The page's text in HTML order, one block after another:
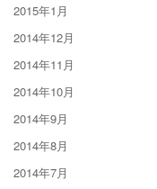
2015年1月
2014年12月
2014年11月
2014年10月
2014年9月
2014年8月
2014年7月